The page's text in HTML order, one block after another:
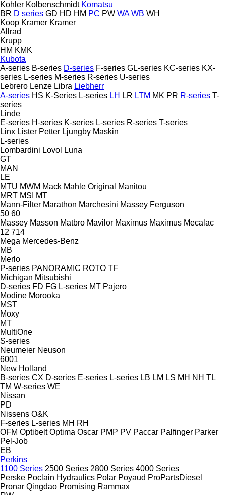
Kohler Kolbenschmidt Komatsu
BR D series GD HD HM PC PW WA WB WH
Koop Kramer Kramer
Allrad
Krupp
HM KMK
Kubota
A-series B-series D-series F-series GL-series KC-series KX-
series L-series M-series R-series U-series
Lebrero Lenze Libra Liebherr
A-series HS K-Series L-series LH LR LTM MK PR R-series T-
series
Linde
E-series H-series K-series L-series R-series T-series
Linx Lister Petter Ljungby Maskin
L-series
Lombardini Lovol
Luna
GT
MAN
LE
MTU MWM Mack Mahle Original
Manitou
MRT MSI
MT
Mann-Filter Marathon Marchesini Massey Ferguson
50 60
Massey Masson Matbro Mavilor Maximus Maximus Mecalac
12 714
Mega Mercedes-Benz
MB
Merlo
P-series PANORAMIC ROTO TF
Michigan Mitsubishi
D-series FD FG L-series MT Pajero
Modine Morooka
MST
Moxy
MT
MultiOne
S-series
Neumeier Neuson
6001
New Holland
B-series CX D-series E-series L-series LB LM LS MH NH TL
TM W-series WE
Nissan
PD
Nissens O&K
F-series L-series MH RH
OFM Optibelt Optima Oscar PMP PV Paccar Palfinger Parker
Pel-Job
EB
Perkins
1100 Series 2500 Series 2800 Series 4000 Series
Perske Poclain Hydraulics Polar Poyaud ProPartsDiesel
Pronar Qingdao Promising Rammax